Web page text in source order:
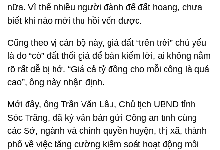
nữa. Vì thế nhiều người đành để đất hoang, chưa
biết khi nào mới thu hồi vốn được.
Cũng theo vị cán bộ này, giá đất “trên trời” chủ yếu
là do “cò” đất thổi giá để bán kiếm lời, ai không nắm
rõ rất dễ bị hớ. “Giá cả tỷ đồng cho mỗi công là quá
cao”, ông này nhận định.
Mới đây, ông Trần Văn Lâu, Chủ tịch UBND tỉnh
Sóc Trăng, đã ký văn bản gửi Công an tỉnh cùng
các Sở, ngành và chính quyền huyện, thị xã, thành
phố về việc tăng cường kiểm soát hoạt động môi